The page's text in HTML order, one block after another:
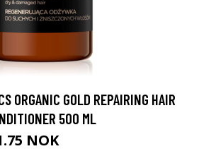
ORGANIC GOLD REPAIRING HAIR
500 ML
NOK